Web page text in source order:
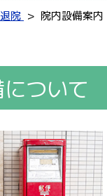
院 院内設備案内
ついて